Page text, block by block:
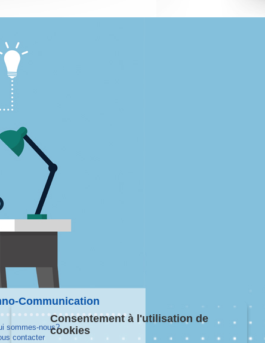
Communication
sommes-nous?
contacter
Consentement à l'utilisation de
cookies